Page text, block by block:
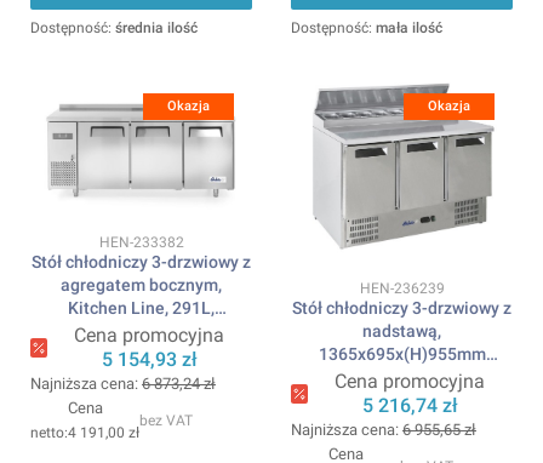
Dostępność: średnia ilość Dostępność: mała ilość
Okazja
Kod produktu
HEN-233382
Stół chłodniczy 3-drzwiowy z
agregatem bocznym,
Kitchen Line, 291L,
230V/270W,
1800x600x(H)886mm
ARKTIC
Cena promocyjna
5 154,93 zł
Najniższa cena: 6 873,24 zł
Cena
4 191,00 zł
bez VAT
Okazja
Kod produktu
HEN-236239
Stół chłodniczy 3-drzwiowy z
nadstawą,
1365x695x(H)955mm
ARKTIC
Cena promocyjna
5 216,74 zł
Najniższa cena: 6 955,65 zł
Cena